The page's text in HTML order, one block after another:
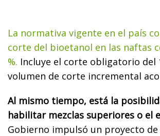
La normativa vigente en el país
corte del bioetanol en las naftas
%. Incluye el corte obligatorio del
volumen de corte incremental
Al mismo tiempo, está la
habilitar mezclas superiores o el
Gobierno impulsó un proyecto de